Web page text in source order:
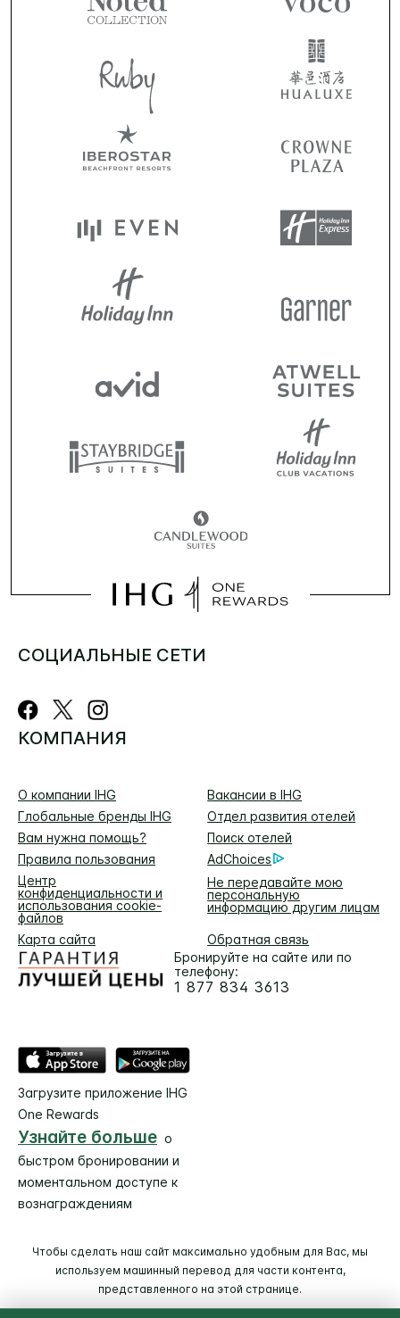
СОЦИАЛЬНЫЕ СЕТИ
КОМПАНИЯ
О компании IHG
Вакансии в IHG
Глобальные бренды IHG
Отдел развития отелей
Вам нужна помощь?
Поиск отелей
Правила пользования
AdChoices
Центр
конфиденциальности и
использования cookie-
файлов
Не передавайте мою
персональную
информацию другим лицам
Карта сайта
Обратная связь
Бронируйте на сайте или по
телефону:
1 877 834 3613
Загрузите приложение IHG
One Rewards
Узнайте больше о
быстром бронировании и
моментальном доступе к
вознаграждениям
Чтобы сделать наш сайт максимально удобным для Вас, мы
используем машинный перевод для части контента,
представленного на этой странице.